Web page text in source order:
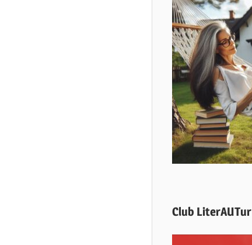
Club LiterAUTur